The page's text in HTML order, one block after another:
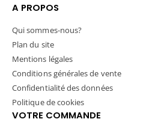
A PROPOS
Qui sommes-nous?
Plan du site
Mentions légales
Conditions générales de vente
Confidentialité des données
Politique de cookies
VOTRE COMMANDE